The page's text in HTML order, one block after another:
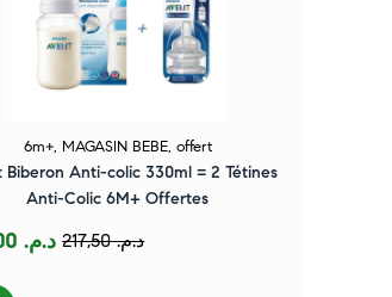
6m+, MAGASIN BEBE, offert
Biberon Anti-colic 330ml = 2 Tétines
Anti-Colic 6M+ Offertes
د.م.217,50 د.م.